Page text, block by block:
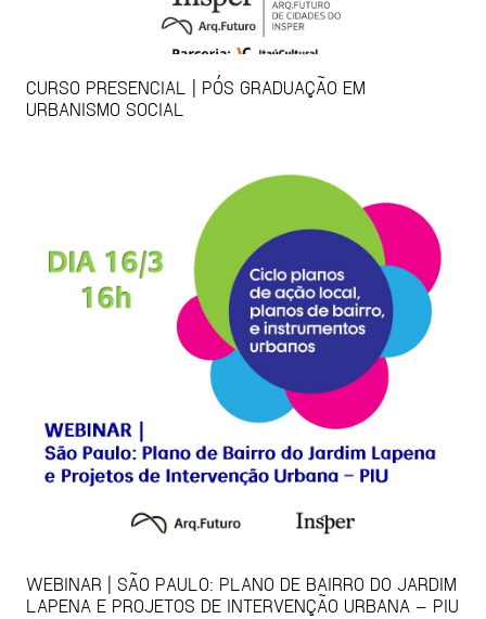
CURSO PRESENCIAL | PÓS GRADUAÇÃO EM
URBANISMO SOCIAL
WEBINAR | SÃO PAULO: PLANO DE BAIRRO DO JARDIM
LAPENA E PROJETOS DE INTERVENÇÃO URBANA – PIU